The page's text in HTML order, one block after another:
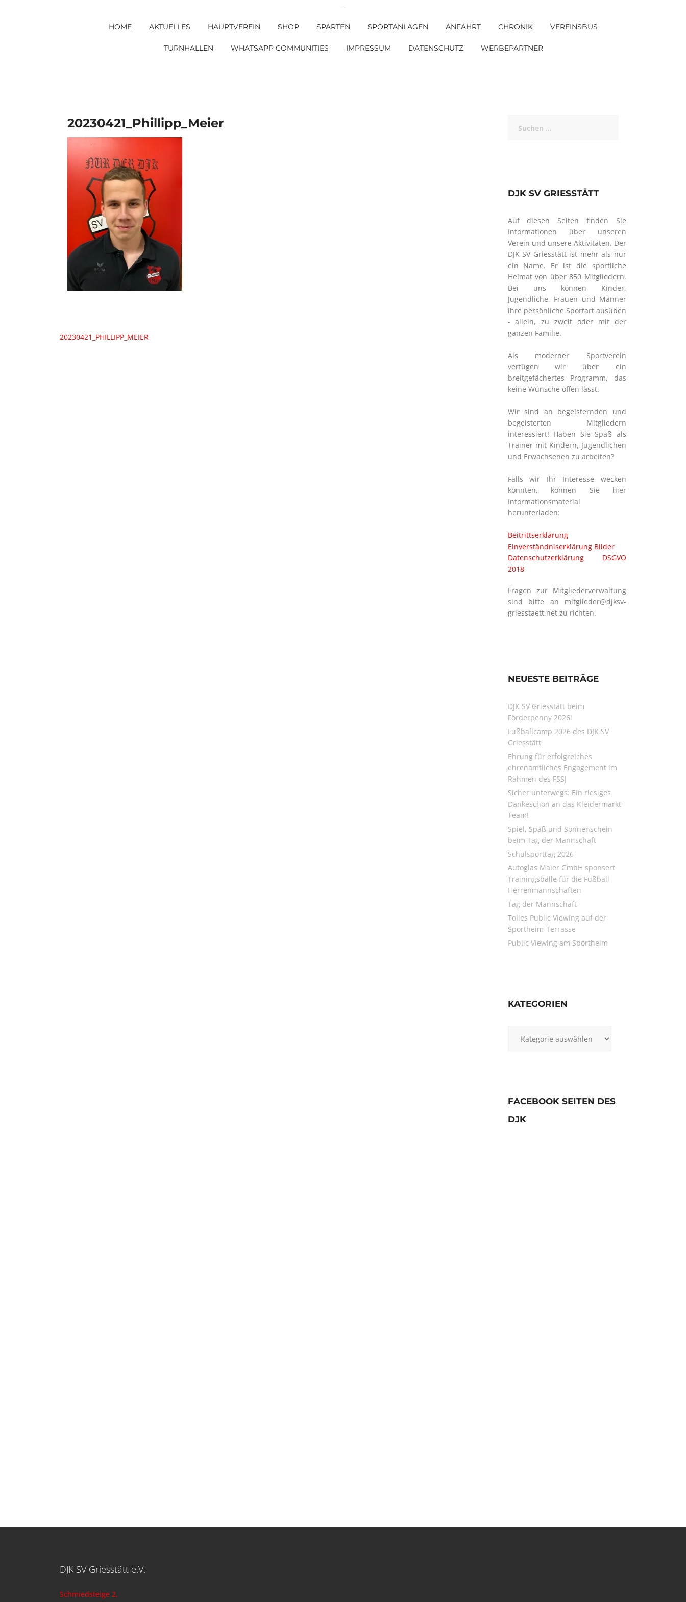
HOME AKTUELLES HAUPTVEREIN SHOP SPARTEN SPORTANLAGEN ANFAHRT CHRONIK VEREINSBUS
TURNHALLEN WHATSAPP COMMUNITIES IMPRESSUM DATENSCHUTZ WERBEPARTNER
20230421_Phillipp_Meier
Beitragsnavigation
20230421_PHILLIPP_MEIER
nach:
DJK SV GRIESSTÄTT
Auf diesen Seiten finden Sie
Informationen über unseren
Verein und unsere Aktivitäten. Der
DJK SV Griesstätt ist mehr als nur
ein Name. Er ist die sportliche
Heimat von über 850 Mitgliedern.
Bei uns können Kinder,
Jugendliche, Frauen und Männer
ihre persönliche Sportart ausüben
- allein, zu zweit oder mit der
ganzen Familie.
Als moderner Sportverein
verfügen wir über ein
breitgefächertes Programm, das
keine Wünsche offen lässt.
Wir sind an begeisternden und
begeisterten Mitgliedern
interessiert! Haben Sie Spaß als
Trainer mit Kindern, Jugendlichen
und Erwachsenen zu arbeiten?
Falls wir Ihr Interesse wecken
konnten, können Sie hier
Informationsmaterial
herunterladen:
Beitrittserklärung
Einverständniserklärung Bilder
Datenschutzerklärung DSGVO
2018
Fragen zur Mitgliederverwaltung
sind bitte an mitglieder@djksv-
griesstaett.net zu richten.
NEUESTE BEITRÄGE
DJK SV Griesstätt beim
Förderpenny 2026!
Fußballcamp 2026 des DJK SV
Griesstätt
Ehrung für erfolgreiches
ehrenamtliches Engagement im
Rahmen des FSSJ
Sicher unterwegs: Ein riesiges
Dankeschön an das Kleidermarkt-
Team!
Spiel, Spaß und Sonnenschein
beim Tag der Mannschaft
Schulsporttag 2026
Autoglas Maier GmbH sponsert
Trainingsbälle für die Fußball
Herrenmannschaften
Tag der Mannschaft
Tolles Public Viewing auf der
Sportheim-Terrasse
Public Viewing am Sportheim
KATEGORIEN
FACEBOOK SEITEN DES
DJK
DJK SV Griesstätt e.V.
Schmiedsteige 2,